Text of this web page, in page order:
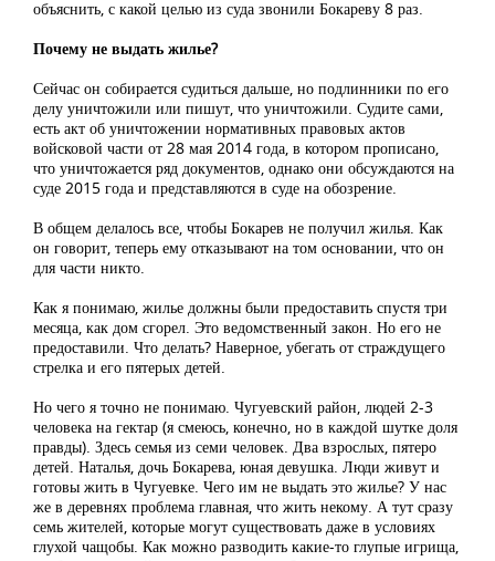
объяснить, с какой целью из суда звонили Бокареву 8 раз.
Почему не выдать жилье?
Сейчас он собирается судиться дальше, но подлинники по его
делу уничтожили или пишут, что уничтожили. Судите сами,
есть акт об уничтожении нормативных правовых актов
войсковой части от 28 мая 2014 года, в котором прописано,
что уничтожается ряд документов, однако они обсуждаются на
суде 2015 года и представляются в суде на обозрение.
В общем делалось все, чтобы Бокарев не получил жилья. Как
он говорит, теперь ему отказывают на том основании, что он
для части никто.
Как я понимаю, жилье должны были предоставить спустя три
месяца, как дом сгорел. Это ведомственный закон. Но его не
предоставили. Что делать? Наверное, убегать от страждущего
стрелка и его пятерых детей.
Но чего я точно не понимаю. Чугуевский район, людей 2-3
человека на гектар (я смеюсь, конечно, но в каждой шутке доля
правды). Здесь семья из семи человек. Два взрослых, пятеро
детей. Наталья, дочь Бокарева, юная девушка. Люди живут и
готовы жить в Чугуевке. Чего им не выдать это жилье? У нас
же в деревнях проблема главная, что жить некому. А тут сразу
семь жителей, которые могут существовать даже в условиях
глухой чащобы. Как можно разводить какие-то глупые игрища,